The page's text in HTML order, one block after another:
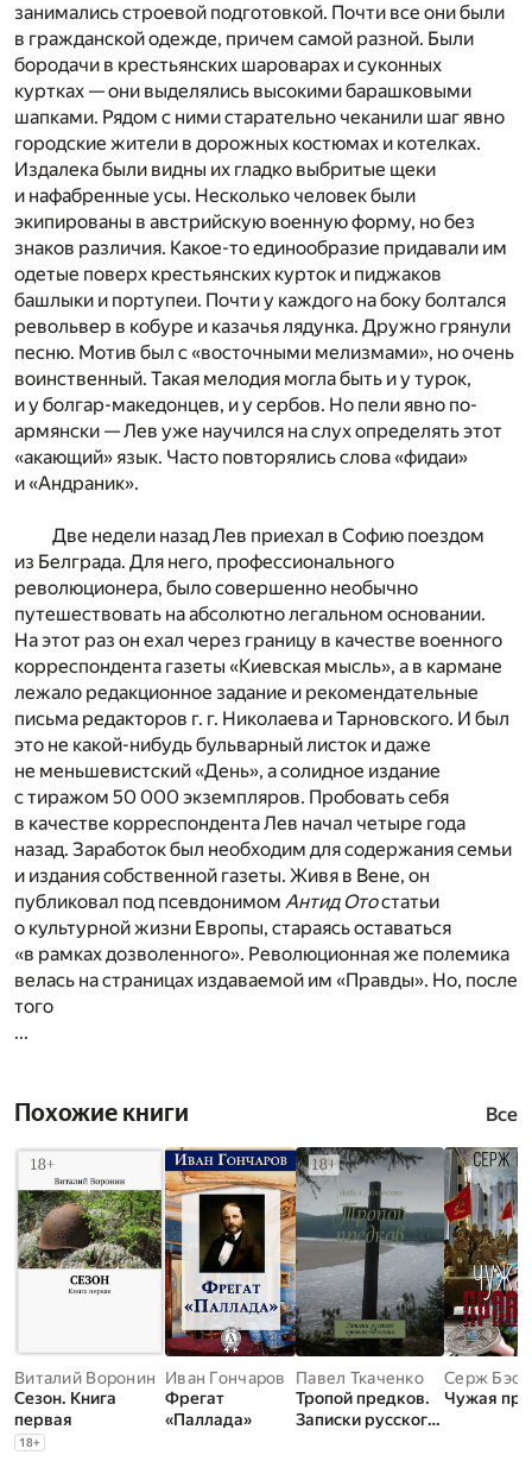
занимались строевой подготовкой. Почти все они были
в гражданской одежде, причем самой разной. Были
бородачи в крестьянских шароварах и суконных
куртках — они выделялись высокими барашковыми
шапками. Рядом с ними старательно чеканили шаг явно
городские жители в дорожных костюмах и котелках.
Издалека были видны их гладко выбритые щеки
и нафабренные усы. Несколько человек были
экипированы в австрийскую военную форму, но без
знаков различия. Какое-то единообразие придавали им
одетые поверх крестьянских курток и пиджаков
башлыки и портупеи. Почти у каждого на боку болтался
револьвер в кобуре и казачья лядунка. Дружно грянули
песню. Мотив был с «восточными мелизмами», но очень
воинственный. Такая мелодия могла быть и у турок,
и у болгар-македонцев, и у сербов. Но пели явно по-
армянски — Лев уже научился на слух определять этот
«акающий» язык. Часто повторялись слова «фидаи»
и «Андраник».
Две недели назад Лев приехал в Софию поездом
из Белграда. Для него, профессионального
революционера, было совершенно необычно
путешествовать на абсолютно легальном основании.
На этот раз он ехал через границу в качестве военного
корреспондента газеты «Киевская мысль», а в кармане
лежало редакционное задание и рекомендательные
письма редакторов г. г. Николаева и Тарновского. И был
это не какой-нибудь бульварный листок и даже
не меньшевистский «День», а солидное издание
с тиражом 50 000 экземпляров. Пробовать себя
в качестве корреспондента Лев начал четыре года
назад. Заработок был необходим для содержания семьи
и издания собственной газеты. Живя в Вене, он
публиковал под псевдонимом Антид Отостатьи
о культурной жизни Европы, стараясь оставаться
«в рамках дозволенного». Революционная же полемика
велась на страницах издаваемой им «Правды». Но, после
того
...
Похожие книги Все
Виталий Воронин
Сезон. Книга
первая
18+
Иван Гончаров
Фрегат
«Паллада»
Павел Ткаченко
Тропой предков.
Записки русского
Серж Бэст
Чужая